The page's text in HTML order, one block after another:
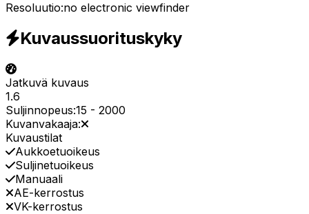
Resoluutio:no electronic viewfinder
Kuvaussuorituskyky
Jatkuvä kuvaus
1.6
Suljinnopeus:15 - 2000
Kuvanvakaaja:
Kuvaustilat
Aukkoetuoikeus
Suljinetuoikeus
Manuaali
AE-kerrostus
VK-kerrostus